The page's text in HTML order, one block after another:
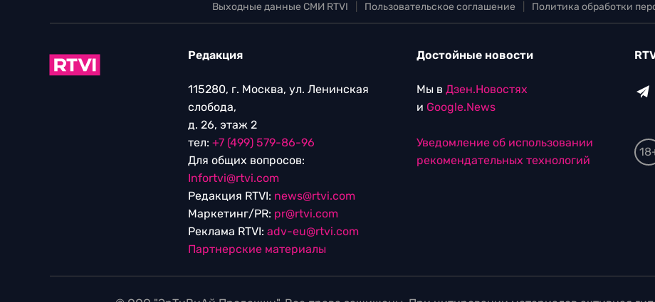
Выходные данные СМИ RTVI Пользовательское соглашение Политика обработки
Редакция
115280, г. Москва, ул. Ленинская
слобода,
д. 26, этаж 2
тел: +7 (499) 579-86-96
Для общих вопросов:
Infortvi@rtvi.com
Редакция RTVI: news@rtvi.com
Маркетинг/PR: pr@rtvi.com
Реклама RTVI: adv-eu@rtvi.com
Партнерские материалы
Достойные новости
Мы в Дзен.Новостях
и Google.News
Уведомление об использовании
рекомендательных технологий